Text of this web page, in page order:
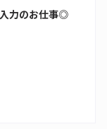
力のお仕事◎